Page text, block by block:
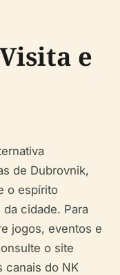
e
de Dubrovnik,
o espírito
cidade. Para
jogos, eventos e
o site
canais do NK